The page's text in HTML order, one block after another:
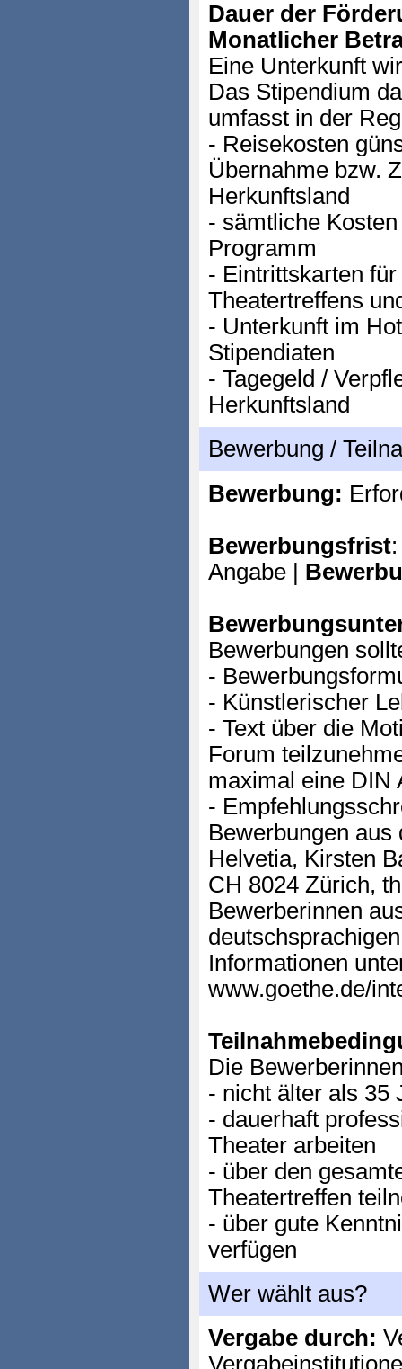
Dauer der
Monatlicher
Eine Unterkunft
Das Stipendium
umfasst in der
- Reisekosten
Übernahme bzw.
Herkunftsland
- sämtliche
Programm
- Eintrittskarten
Theatertreffens
- Unterkunft im
Stipendiaten
- Tagegeld /
Herkunftsland
Bewerbung /
Bewerbung:
Bewerbungsfrist
Angabe |
Bewerbungen
-
- Künstlerischer
- Text über die
Forum
maximal eine DIN
-
Bewerbungen
Helvetia, Kirsten
CH 8024 Zürich,
Bewerberinnen
Informationen
www.goethe.de/
Die
- nicht älter als 35
- dauerhaft
Theater arbeiten
- über den
Theatertreffen
- über gute
verfügen
Wer wählt aus?
Vergabe durch: